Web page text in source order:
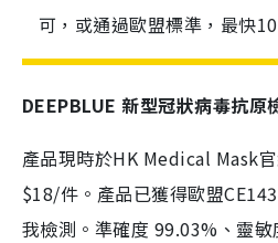
可，或通過歐盟標準，最快
DEEPBLUE 新型冠狀病毒抗原
產品現時於HK Medical Mask
$18/件。產品已獲得歐盟
我檢測。準確度 99.03%、靈